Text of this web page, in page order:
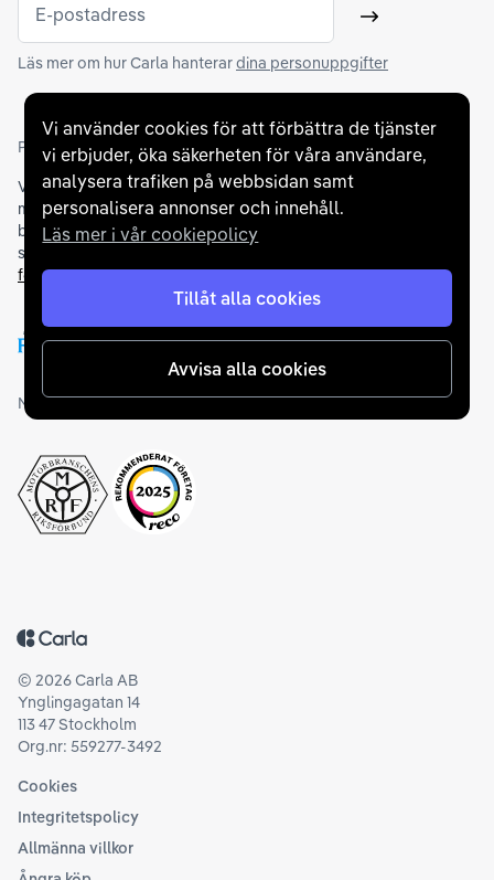
Vi använder cookies för att förbättra de tjänster
vi erbjuder, öka säkerheten för våra användare,
analysera trafiken på webbsidan samt
personalisera annonser och innehåll.
Läs mer i vår cookiepolicy
Tillåt alla cookies
Avvisa alla cookies
E-postadress Skicka
Läs mer om hur Carla hanterardina personuppgifter
Partners och betallösningar
Vi samarbetar med flertalet banker för att erbjuda dig bästa
möjliga finansieringslösning och stödjer en rad olika
betalningsmetoder. För att du ska känna dig trygg vid ditt köp
samarbetar vi med Folksam och AutoConcept gällande
försäkringar och garantier.
Medlemskap och utmärkelser
Tillbaka till startsidan
© 2026Carla AB
Ynglingagatan 14
113 47 Stockholm
Org.nr: 559277-3492
Cookies
Integritetspolicy
Allmänna villkor